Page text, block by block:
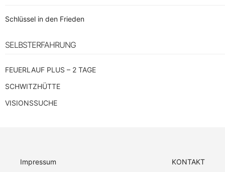
Schlüssel in den Frieden
SELBSTERFAHRUNG
FEUERLAUF PLUS – 2 TAGE
SCHWITZHÜTTE
VISIONSSUCHE
Impressum KONTAKT